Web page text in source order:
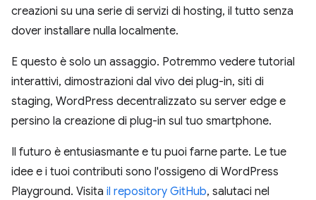
creazioni su una serie di servizi di hosting, il tutto senza
dover installare nulla localmente.
E questo è solo un assaggio. Potremmo vedere tutorial
interattivi, dimostrazioni dal vivo dei plug-in, siti di
staging, WordPress decentralizzato su server edge e
persino la creazione di plug-in sul tuo smartphone.
Il futuro è entusiasmante e tu puoi farne parte. Le tue
idee e i tuoi contributi sono l'ossigeno di WordPress
Playground. Visita il repository GitHub, salutaci nel